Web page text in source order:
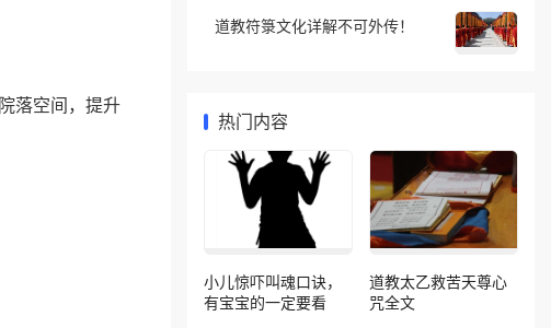
落空间，提升
道教符箓文化详解不可外传！
热门内容
小儿惊吓叫魂口诀，
有宝宝的一定要看
道教太乙救苦天尊心
咒全文